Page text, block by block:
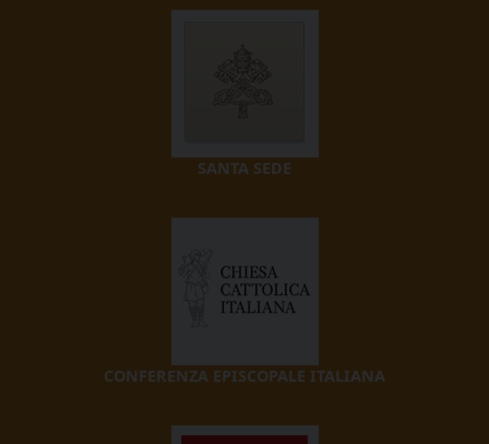
SANTA SEDE
CONFERENZA EPISCOPALE ITALIANA